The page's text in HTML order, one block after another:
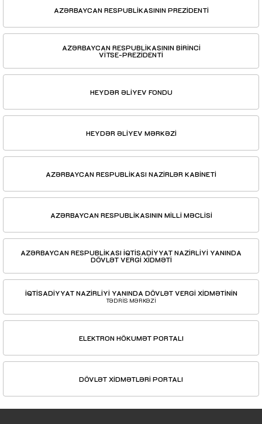
AZƏRBAYCAN RESPUBLİKASININ PREZİDENTİ
AZƏRBAYCAN RESPUBLİKASININ BİRİNCİ
VİTSE-PREZİDENTİ
HEYDƏR ƏLİYEV FONDU
HEYDƏR ƏLİYEV MƏRKƏZİ
AZƏRBAYCAN RESPUBLİKASI NAZİRLƏR KABİNETİ
AZƏRBAYCAN RESPUBLİKASININ MİLLİ MƏCLİSİ
AZƏRBAYCAN RESPUBLİKASI İQTİSADİYYAT NAZİRLİYİ YANINDA
DÖVLƏT VERGİ XİDMƏTİ
İQTİSADİYYAT NAZİRLİYİ YANINDA DÖVLƏT VERGİ XİDMƏTİNİN
TƏDRİS MƏRKƏZİ
ELEKTRON HÖKUMƏT PORTALI
DÖVLƏT XİDMƏTLƏRİ PORTALI